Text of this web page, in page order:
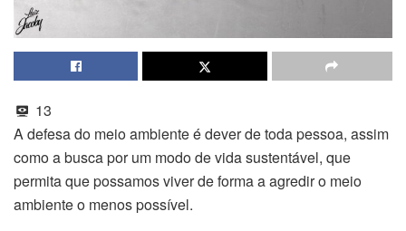
13
A defesa do meio ambiente é dever de toda pessoa, assim
como a busca por um modo de vida sustentável, que
permita que possamos viver de forma a agredir o meio
ambiente o menos possível.